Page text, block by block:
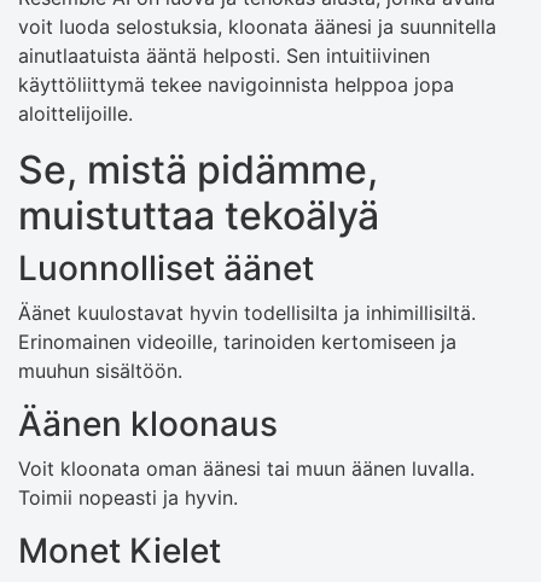
voit luoda selostuksia, kloonata äänesi ja suunnitella
ainutlaatuista ääntä helposti. Sen intuitiivinen
käyttöliittymä tekee navigoinnista helppoa jopa
aloittelijoille.
Se, mistä pidämme,
muistuttaa tekoälyä
Luonnolliset äänet
Äänet kuulostavat hyvin todellisilta ja inhimillisiltä.
Erinomainen videoille, tarinoiden kertomiseen ja
muuhun sisältöön.
Äänen kloonaus
Voit kloonata oman äänesi tai muun äänen luvalla.
Toimii nopeasti ja hyvin.
Monet Kielet